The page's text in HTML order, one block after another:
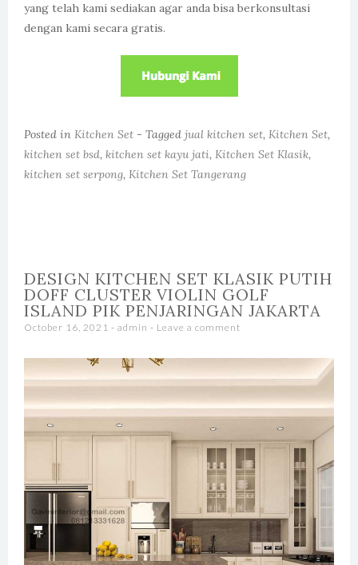
yang telah kami sediakan agar anda bisa berkonsultasi
dengan kami secara gratis.
Posted in Kitchen Set - Tagged jual kitchen set, Kitchen Set,
kitchen set bsd, kitchen set kayu jati, Kitchen Set Klasik,
kitchen set serpong, Kitchen Set Tangerang
DESIGN KITCHEN SET KLASIK PUTIH
DOFF CLUSTER VIOLIN GOLF
ISLAND PIK PENJARINGAN JAKARTA
October 16, 2021 - admin Leave a comment